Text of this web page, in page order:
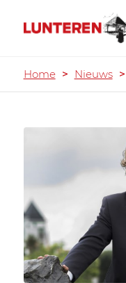
Home > Nieuws >